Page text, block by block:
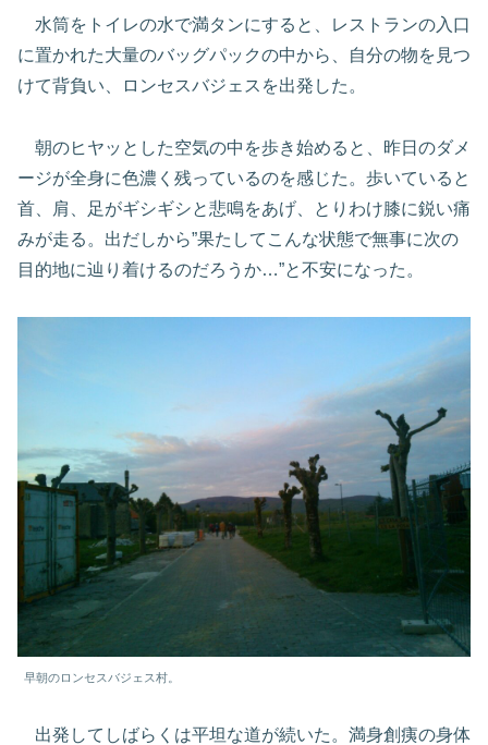
水筒をトイレの水で満タンにすると、レストランの入口
に置かれた大量のバッグパックの中から、自分の物を見つ
けて背負い、ロンセスバジェスを出発した。
朝のヒヤッとした空気の中を歩き始めると、昨日のダメ
ージが全身に色濃く残っているのを感じた。歩いていると
首、肩、足がギシギシと悲鳴をあげ、とりわけ膝に鋭い痛
みが走る。出だしから”果たしてこんな状態で無事に次の
目的地に辿り着けるのだろうか…”と不安になった。
早朝のロンセスバジェス村。
出発してしばらくは平坦な道が続いた。満身創痍の身体